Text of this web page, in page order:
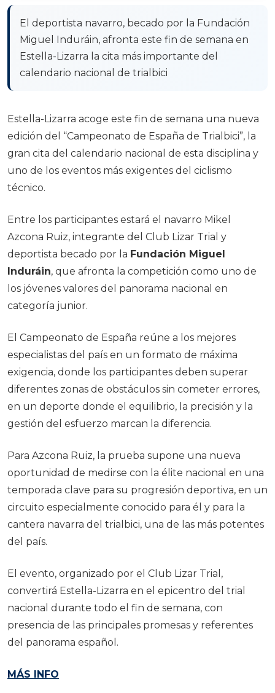
El deportista navarro, becado por la Fundación
Miguel Induráin, afronta este fin de semana en
Estella-Lizarra la cita más importante del
calendario nacional de trialbici
Estella-Lizarra acoge este fin de semana una nueva
edición del “Campeonato de España de Trialbici”, la
gran cita del calendario nacional de esta disciplina y
uno de los eventos más exigentes del ciclismo
técnico.
Entre los participantes estará el navarro Mikel
Azcona Ruiz, integrante del Club Lizar Trial y
deportista becado por la Fundación Miguel
Induráin, que afronta la competición como uno de
los jóvenes valores del panorama nacional en
categoría junior.
El Campeonato de España reúne a los mejores
especialistas del país en un formato de máxima
exigencia, donde los participantes deben superar
diferentes zonas de obstáculos sin cometer errores,
en un deporte donde el equilibrio, la precisión y la
gestión del esfuerzo marcan la diferencia.
Para Azcona Ruiz, la prueba supone una nueva
oportunidad de medirse con la élite nacional en una
temporada clave para su progresión deportiva, en un
circuito especialmente conocido para él y para la
cantera navarra del trialbici, una de las más potentes
del país.
El evento, organizado por el Club Lizar Trial,
convertirá Estella-Lizarra en el epicentro del trial
nacional durante todo el fin de semana, con
presencia de las principales promesas y referentes
del panorama español.
MÁS INFO